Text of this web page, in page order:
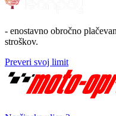
- enostavno obročno
stroškov.
Preveri svoj limit